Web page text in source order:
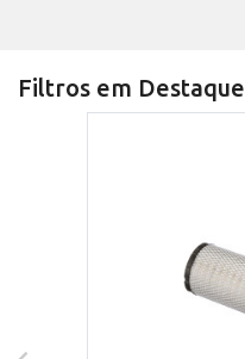
Filtros em Destaque